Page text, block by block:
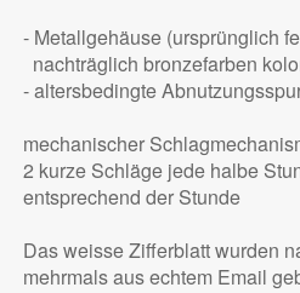
- Metallgehäuse (ursprünglich
nachträglich bronzefarben
- altersbedingte
mechanischer
2 kurze Schläge jede halbe
entsprechend der Stunde
Das weisse Zifferblatt wurden
mehrmals aus echtem Email